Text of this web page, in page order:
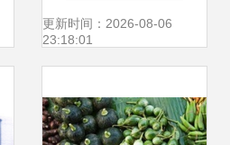
更新时间：2026-08-06
23:18:01